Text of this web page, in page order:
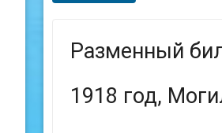
Разменный
1918 год,